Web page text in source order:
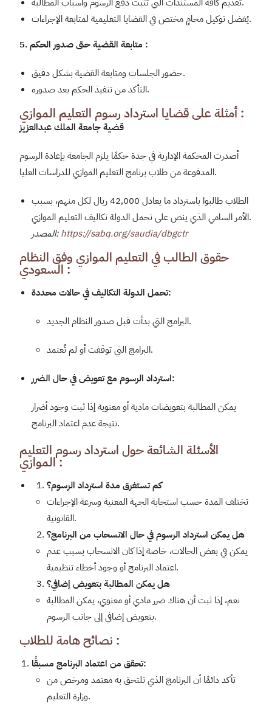
يُفضل توكيل محامٍ مختص في القضايا التعليمية لمتابعة الإجراءات.
5. متابعة القضية حتى صدور الحكم :
حضور الجلسات ومتابعة القضية بشكل دقيق.
التأكد من تنفيذ الحكم بعد صدوره.
أمثلة على قضايا استرداد رسوم التعليم الموازي :
قضية جامعة الملك عبدالعزيز
أصدرت المحكمة الإدارية في جدة حكمًا يلزم الجامعة بإعادة الرسوم
المدفوعة من طلاب برنامج التعليم الموازي للدراسات العليا.
الطلاب طالبوا باسترداد ما يعادل 42,000 ريال لكل منهم، بسبب
الأمر السامي الذي ينص على تحمل الدولة تكاليف التعليم الموازي.
المصدر:https://sabq.org/saudia/dbgctr
حقوق الطالب في التعليم الموازي وفق النظام
السعودي :
تحمل الدولة التكاليف في حالات محددة:
البرامج التي بدأت قبل صدور النظام الجديد.
البرامج التي توقفت أو لم تُعتمد.
استرداد الرسوم مع تعويض في حال الضرر:
يمكن المطالبة بتعويضات مادية أو معنوية إذا ثبت وجود أضرار
نتيجة عدم اعتماد البرنامج.
الأسئلة الشائعة حول استرداد رسوم التعليم
الموازي :
كم تستغرق مدة استرداد الرسوم؟
تختلف المدة حسب استجابة الجهة المعنية وسرعة الإجراءات
القانونية.
هل يمكن استرداد الرسوم في حال الانسحاب من البرنامج؟
يمكن في بعض الحالات، خاصة إذا كان الانسحاب بسبب عدم
اعتماد البرنامج أو وجود أخطاء تنظيمية.
هل يمكن المطالبة بتعويض إضافي؟
نعم، إذا ثبت أن هناك ضرر مادي أو معنوي، يمكن المطالبة
بتعويض إضافي إلى جانب الرسوم.
نصائح هامة للطلاب :
تحقق من اعتماد البرنامج مسبقًا:
تأكد دائمًا أن البرنامج الذي تلتحق به معتمد ومرخص من
وزارة التعليم.